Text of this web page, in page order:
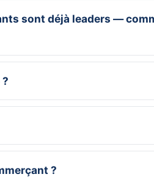
sont déjà leaders —
?